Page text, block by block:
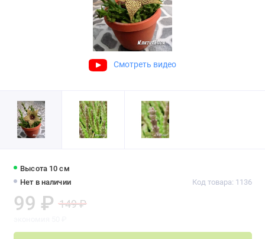
Смотреть видео
Высота 10 см
Нет в наличии
Код товара: 1136
99 ₽ 149 ₽